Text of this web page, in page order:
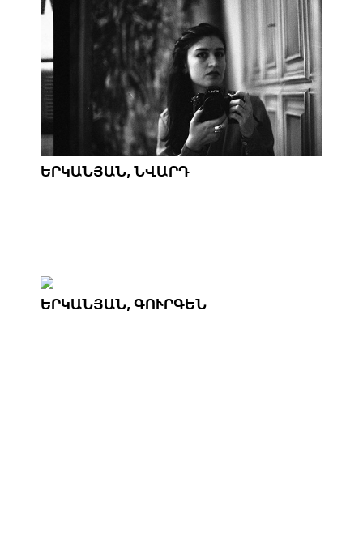
ԵՐԿԱՆՅԱՆ, ՆՎԱՐԴ
ԵՐԿԱՆՅԱՆ, ԳՈՒՐԳԵՆ